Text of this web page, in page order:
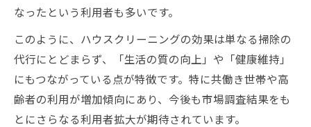
なったという利用者も多いです。
このように、ハウスクリーニングの効果は単なる掃除の
代行にとどまらず、「生活の質の向上」や「健康維持」
にもつながっている点が特徴です。特に共働き世帯や高
齢者の利用が増加傾向にあり、今後も市場調査結果をも
とにさらなる利用者拡大が期待されています。